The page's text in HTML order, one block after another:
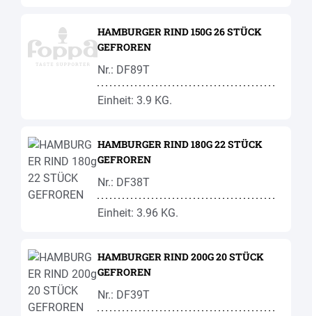
HAMBURGER RIND 150G 26 STÜCK
GEFROREN
Nr.: DF89T
Einheit: 3.9 KG.
HAMBURGER RIND 180G 22 STÜCK
GEFROREN
Nr.: DF38T
Einheit: 3.96 KG.
HAMBURGER RIND 200G 20 STÜCK
GEFROREN
Nr.: DF39T